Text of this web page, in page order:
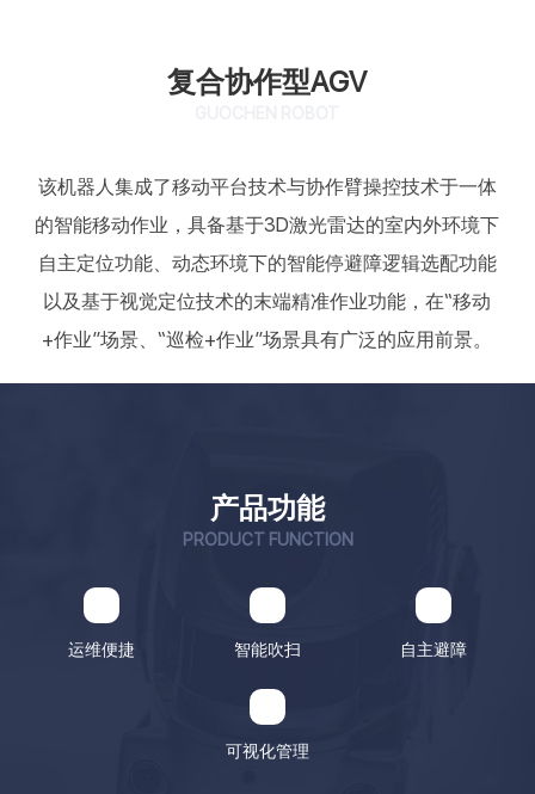
复合协作型AGV
该机器人集成了移动平台技术与协作臂操控技术于一体
的智能移动作业，具备基于3D激光雷达的室内外环境下
自主定位功能、动态环境下的智能停避障逻辑选配功能
以及基于视觉定位技术的末端精准作业功能，在“移动
+作业”场景、“巡检+作业”场景具有广泛的应用前景。
产品功能
PRODUCT FUNCTION
运维便捷 智能吹扫 自主避障
可视化管理